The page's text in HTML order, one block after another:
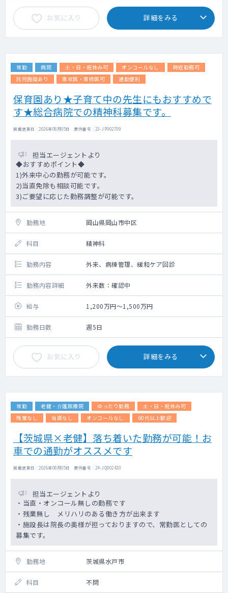
お気に入り 詳細をみる
常勤 病院 土・日・祝休み可 オンコールなし
時短勤務可
託児施設あり
専攻医・専修医可 通勤便利
保育園あり★子育て中の先生にもおすすめで
す★総合病院での精神科募集です。
掲載更新日 : 2026年08月05日 案件番号 : 23-JP002709
担当エージェントより
◆おすすめポイント◆
1)外来中心の勤務が可能です。
2)当直免除も相談可能です。
3)ご要望に応じた勤務調整が可能です。
勤務地 岡山県岡山市中区
科目 精神科
勤務内容 外来、病棟管理、緩和ケア回診
勤務内容詳細 外来数：確認中
給与 1,200万円～1,500万円
勤務日数 週5日
お気に入り 詳細をみる
常勤 老健・介護医療院 ゆったり勤務
土・日・祝休み可
残業なし
当直なし オンコールなし 60代以上歓迎
【茨城県×老健】落ち着いた勤務が可能！お
車での通勤がオススメです
掲載更新日 : 2026年08月05日 案件番号 : 24-JQ002420
担当エージェントより
・当直・オンコール無しの勤務です
・残業無し メリハリのある働き方が出来ます
・施設長は院長の奥様が担っておりますので、常勤医としての
募集です。
勤務地 茨城県水戸市
科目 不問